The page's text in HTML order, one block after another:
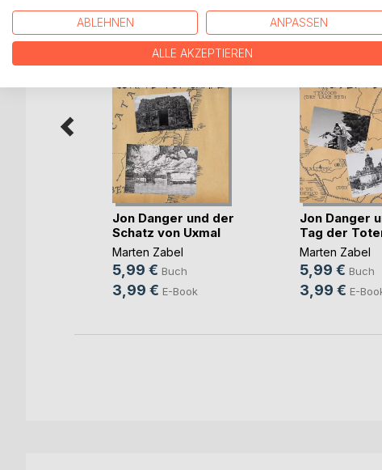
Jon Danger und der
Schatz von Uxmal
Marten Zabel
5,99 € Buch
3,99 € E-Book
Jon Danger
Tag der
Marten Zabel
5,99 € Buch
3,99 € E-
ABLEHNEN ANPASSEN
ALLE AKZEPTIEREN